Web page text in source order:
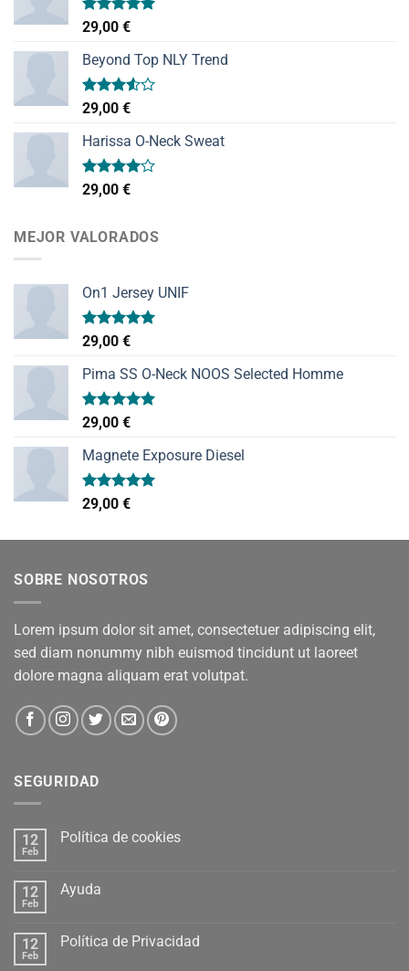
Valorado
con
de 5
29,00 €
Beyond Top NLY Trend
Valorado
con
3.50de
5
29,00 €
Harissa O-Neck Sweat
Valorado
con
29,00 €
MEJOR VALORADOS
On1 Jersey UNIF
Valorado
con
de 5
29,00 €
Pima SS O-Neck NOOS Selected Homme
Valorado
con
de 5
29,00 €
Magnete Exposure Diesel
Valorado
con
29,00 €
SOBRE NOSOTROS
Lorem ipsum dolor sit amet, consectetuer adipiscing elit,
sed diam nonummy nibh euismod tincidunt ut laoreet
dolore magna aliquam erat volutpat.
SEGURIDAD
12
Feb
Política de cookies
12
Feb
Ayuda
12
Feb
Política de Privacidad